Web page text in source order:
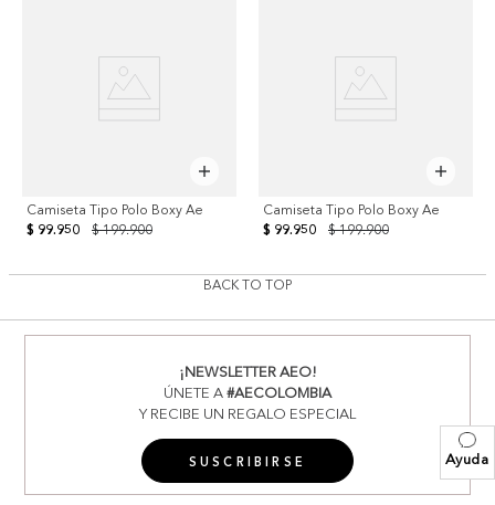
Ayuda
Camiseta Tipo Polo Boxy Ae
$ 199.900
$ 99.950
Camiseta Tipo Polo Boxy Ae
$ 199.900
$ 99.950
BACK TO TOP
¡NEWSLETTER AEO!
ÚNETE A#AECOLOMBIA
Y RECIBE UN REGALO ESPECIAL
SUSCRIBIRSE